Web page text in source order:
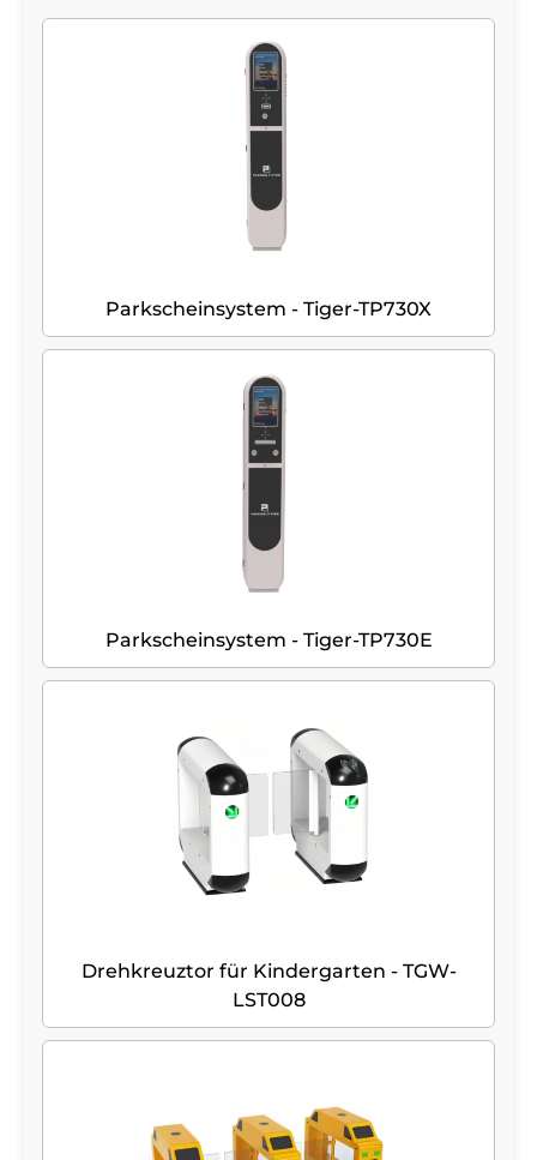
Parkscheinsystem - Tiger-TP730X
Parkscheinsystem - Tiger-TP730E
Drehkreuztor für Kindergarten - TGW-
LST008